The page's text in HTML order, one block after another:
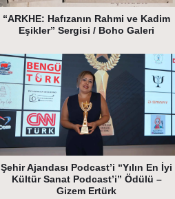
“ARKHE: Hafızanın Rahmi ve Kadim
Eşikler” Sergisi / Boho Galeri
Şehir Ajandası Podcast’i “Yılın En İyi
Kültür Sanat Podcast’i” Ödülü –
Gizem Ertürk